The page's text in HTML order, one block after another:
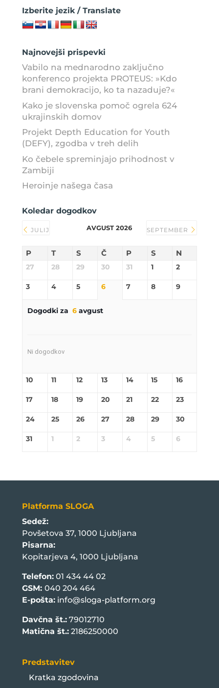
Izberite jezik / Translate
Najnovejši prispevki
Vabilo na mednarodno zaključno
konferenco projekta PROTEUS: »Kdo
brani demokracijo, ko ta nazaduje?«
Kako je slovenska pomoč ogrela 624
ukrajinskih domov
Projekt Depth Education for Youth
(DEFY), zgodba v treh delih
Ko čebele spreminjajo prihodnost v
Zambiji
Heroinje našega časa
Koledar dogodkov
JULIJ AVGUST 2026 SEPTEMBER
P T S Č P S N
27 28 29 30 31 1 2
3 4 5 6 7 8 9
Dogodki za 6avgust
Ni dogodkov
10 11 12 13 14 15 16
17 18 19 20 21 22 23
24 25 26 27 28 29 30
31 1 2 3 4 5 6
Platforma SLOGA
Sedež:
Povšetova 37, 1000 Ljubljana
Pisarna:
Kopitarjeva 4, 1000 Ljubljana
Telefon:01 434 44 02
GSM: 040 204 464
E-pošta: info@sloga-platform.org
Davčna št.:79012710
Matična št.:2186250000
Predstavitev
Kratka zgodovina